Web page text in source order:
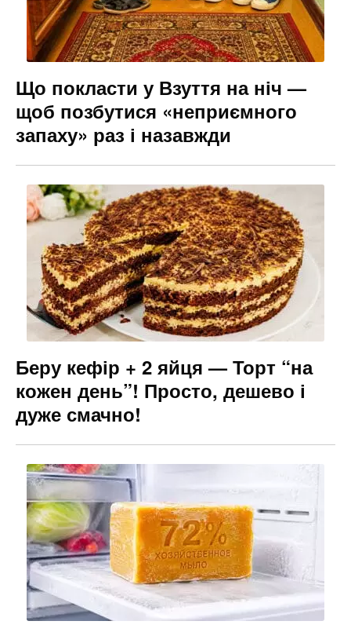
Що покласти у Взуття на ніч —
щоб позбутися «неприємного
запаху» раз і назавжди
Беру кефір + 2 яйця — Торт “на
кожен день”! Просто, дешево і
дуже смачно!